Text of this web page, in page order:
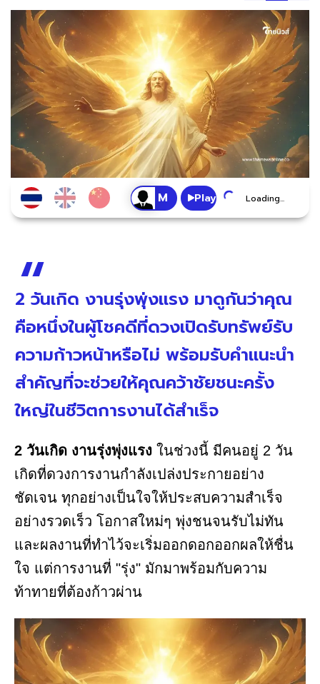
Play Loading...
2 วันเกิด งานรุ่งพุ่งแรง มาดูกันว่าคุณ
คือหนึ่งในผู้โชคดีที่ดวงเปิดรับทรัพย์รับ
ความก้าวหน้าหรือไม่ พร้อมรับคำแนะนำ
สำคัญที่จะช่วยให้คุณคว้าชัยชนะครั้ง
ใหญ่ในชีวิตการงานได้สำเร็จ
2 วันเกิด งานรุ่งพุ่งแรง ในช่วงนี้ มีคนอยู่ 2 วัน
เกิดที่ดวงการงานกำลังเปล่งประกายอย่าง
ชัดเจน ทุกอย่างเป็นใจให้ประสบความสำเร็จ
อย่างรวดเร็ว โอกาสใหม่ๆ พุ่งชนจนรับไม่ทัน
และผลงานที่ทำไว้จะเริ่มออกดอกออกผลให้ชื่น
ใจ แต่การงานที่ "รุ่ง" มักมาพร้อมกับความ
ท้าทายที่ต้องก้าวผ่าน